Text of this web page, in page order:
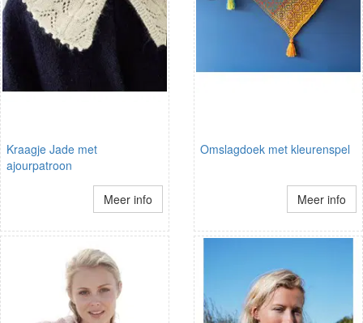
Kraagje Jade met
ajourpatroon
Meer info
Omslagdoek met kleurenspel
Meer info